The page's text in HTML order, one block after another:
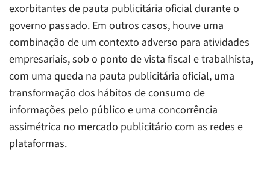
exorbitantes de pauta publicitária oficial durante o
governo passado. Em outros casos, houve uma
combinação de um contexto adverso para atividades
empresariais, sob o ponto de vista fiscal e trabalhista,
com uma queda na pauta publicitária oficial, uma
transformação dos hábitos de consumo de
informações pelo público e uma concorrência
assimétrica no mercado publicitário com as redes e
plataformas.